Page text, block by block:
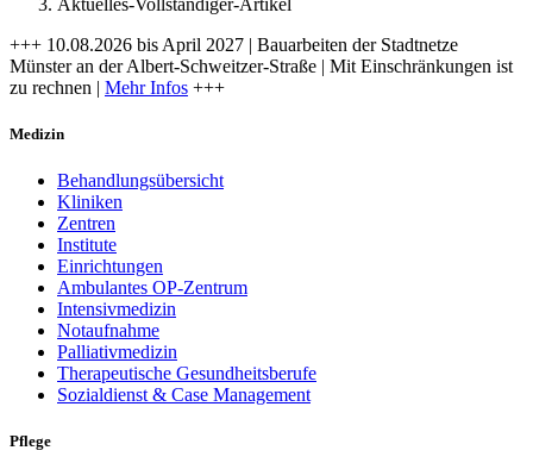
+++ 10.08.2026 bis April 2027 | Bauarbeiten der Stadtnetze
Münster an der Albert-Schweitzer-Straße | Mit Einschränkungen ist
zu rechnen | Mehr Infos +++
Medizin
Behandlungsübersicht
Kliniken
Zentren
Institute
Einrichtungen
Ambulantes OP-Zentrum
Intensivmedizin
Notaufnahme
Palliativmedizin
Therapeutische Gesundheitsberufe
Sozialdienst & Case Management
Pflege